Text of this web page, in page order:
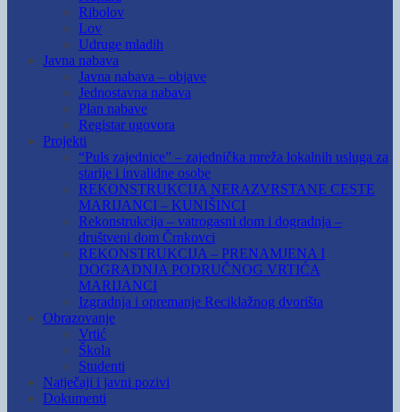
Ribolov
Lov
Udruge mladih
Javna nabava
Javna nabava – objave
Jednostavna nabava
Plan nabave
Registar ugovora
Projekti
“Puls zajednice” – zajednička mreža lokalnih usluga za
starije i invalidne osobe
REKONSTRUKCIJA NERAZVRSTANE CESTE
MARIJANCI – KUNIŠINCI
Rekonstrukcija – vatrogasni dom i dogradnja –
društveni dom Črnkovci
REKONSTRUKCIJA – PRENAMJENA I
DOGRADNJA PODRUČNOG VRTIĆA
MARIJANCI
Izgradnja i opremanje Reciklažnog dvorišta
Obrazovanje
Vrtić
Škola
Studenti
Natječaji i javni pozivi
Dokumenti